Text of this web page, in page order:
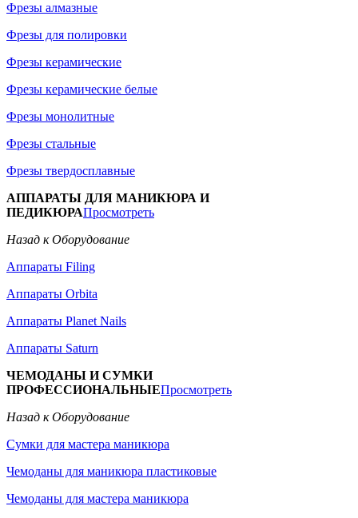
Фрезы алмазные
Фрезы для полировки
Фрезы керамические
Фрезы керамические белые
Фрезы монолитные
Фрезы стальные
Фрезы твердосплавные
АППАРАТЫ ДЛЯ МАНИКЮРА И
ПЕДИКЮРАПросмотреть
Назад к Оборудование
Аппараты Filing
Аппараты Orbita
Аппараты Planet Nails
Аппараты Saturn
ЧЕМОДАНЫ И СУМКИ
ПРОФЕССИОНАЛЬНЫЕПросмотреть
Назад к Оборудование
Сумки для мастера маникюра
Чемоданы для маникюра пластиковые
Чемоданы для мастера маникюра